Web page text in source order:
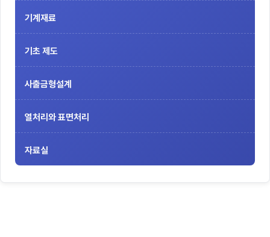
기계재료
기초 제도
사출금형설계
열처리와 표면처리
자료실